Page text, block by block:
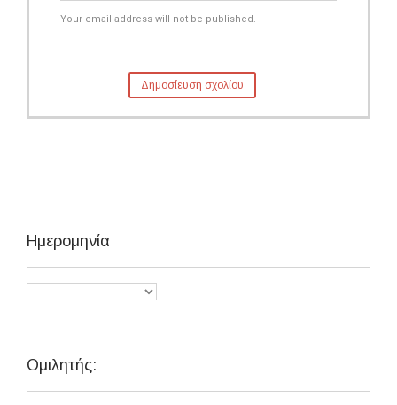
Your email address will not be published.
Ημερομηνία
Ομιλητής: